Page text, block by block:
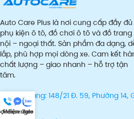
Auto Care Plus là nơi cung cấp đầy đủ
phụ kiện ô tô, đồ chơi ô tô và đồ trang
nội – ngoại thất. Sản phẩm đa dạng,
lắp, phù hợp mọi dòng xe. Cam kết
chất lượng – giao nhanh – hỗ trợ tận
tâm.
Kho hàng: 148/21 Đ. 59, Phường 14,
70000
điện
Messenger
Zalo